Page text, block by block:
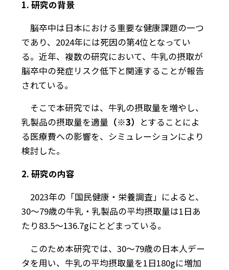
1. 研究の背景
脳卒中は日本における重要な健康課題の一つ
であり、2024年には死因の第4位となってい
る。近年、複数の研究において、牛乳の摂取が
脳卒中の発症リスク低下と関連することが報告
されている。
そこで本研究では、牛乳の摂取量を増やし、
乳製品の摂取量を適量 （※3） とすることによ
る医療費への影響を、シミュレーションにより
検討した。
2. 研究の内容
2023年の「国民健康・栄養調査」によると、
30～79歳の牛乳・乳製品の平均摂取量は1日あ
たり83.5～136.7gにとどまっている。
このため本研究では、30～79歳の日本人デー
タを用い、牛乳の平均摂取量を1日180gに増加